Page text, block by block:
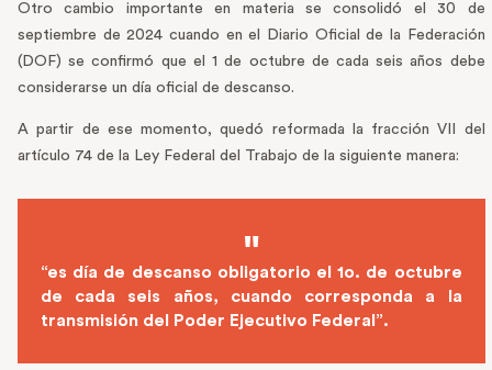
Otro cambio importante en materia se consolidó el 30 de
septiembre de 2024 cuando en el Diario Oficial de la Federación
(DOF) se confirmó que el 1 de octubre de cada seis años debe
considerarse un día oficial de descanso.
A partir de ese momento, quedó reformada la fracción VII del
artículo 74 de la Ley Federal del Trabajo de la siguiente manera:
“es día de descanso obligatorio el 1o. de octubre
de cada seis años, cuando corresponda a la
transmisión del Poder Ejecutivo Federal”.